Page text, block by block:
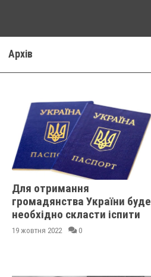
Aрхів
Для отримання
громадянства України буде
необхідно скласти іспити
19 жовтня 2022 0